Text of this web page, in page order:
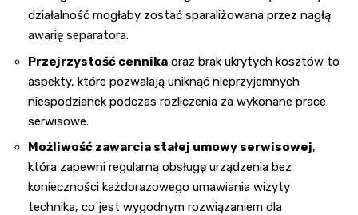
działalność mogłaby zostać sparaliżowana przez nagłą
awarię separatora.
Przejrzystość cennika oraz brak ukrytych kosztów to
aspekty, które pozwalają uniknąć nieprzyjemnych
niespodzianek podczas rozliczenia za wykonane prace
serwisowe.
Możliwość zawarcia stałej umowy serwisowej,
która zapewni regularną obsługę urządzenia bez
konieczności każdorazowego umawiania wizyty
technika, co jest wygodnym rozwiązaniem dla